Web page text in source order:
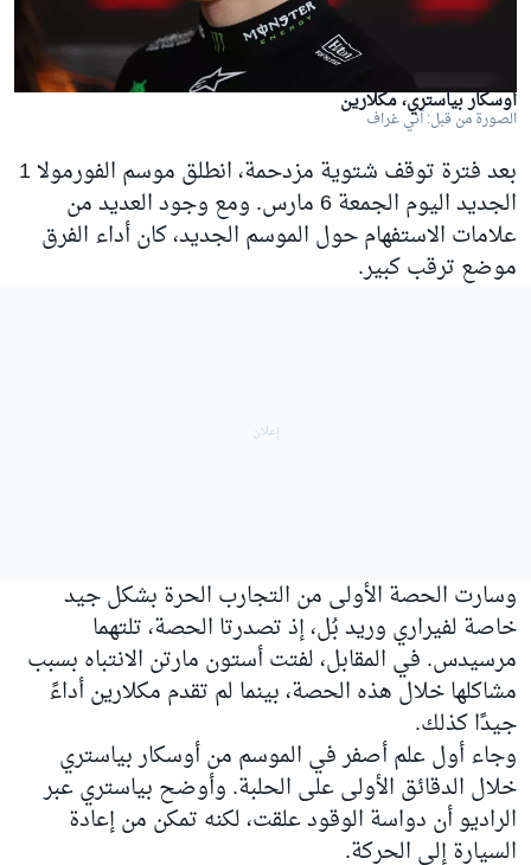
أوسكار بياستري، مكلارين
الصورة من قبل: آني غراف
بعد فترة توقف شتوية مزدحمة، انطلق موسم الفورمولا 1
الجديد اليوم الجمعة 6 مارس. ومع وجود العديد من
علامات الاستفهام حول الموسم الجديد، كان أداء الفرق
موضع ترقب كبير.
وسارت الحصة الأولى من التجارب الحرة بشكل جيد
خاصة لفيراري وريد بُل، إذ تصدرتا الحصة، تلتهما
مرسيدس. في المقابل، لفتت أستون مارتن الانتباه بسبب
مشاكلها خلال هذه الحصة، بينما لم تقدم مكلارين أداءً
جيدًا كذلك.
وجاء أول علم أصفر في الموسم من أوسكار بياستري
خلال الدقائق الأولى على الحلبة. وأوضح بياستري عبر
الراديو أن دواسة الوقود علقت، لكنه تمكن من إعادة
السيارة إلى الحركة.